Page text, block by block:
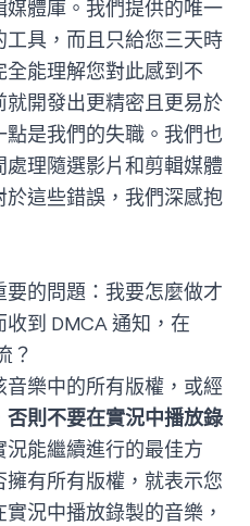
體庫。我們提供的唯一
具，而且只給您三天時
能理解您對此感到不
開發出更精密且更易於
是我們的失職。我們也
理隨選影片和剪輯媒體
這些錯誤，我們深感抱
的問題：我要怎麼做才
到 DMCA 通知，在
？
樂中的所有版權，或經
否則不要在實況中播放錄
況能繼續進行的最佳方
有所有版權，就表示您
況中播放錄製的音樂，